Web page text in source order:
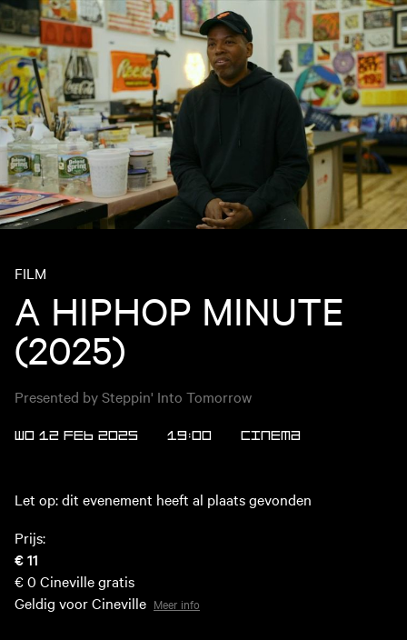
FILM
A HIPHOP MINUTE
(2025)
Presented by Steppin' Into Tomorrow
WO 12 FEB 2025 19:00 Cinema
Let op: dit evenement heeft al plaats gevonden
Prijs:
€ 11
€ 0 Cineville gratis
Geldig voor Cineville Meer info